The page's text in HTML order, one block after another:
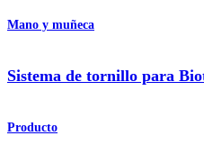
Mano y muñeca
Sistema de tornillo para
Producto